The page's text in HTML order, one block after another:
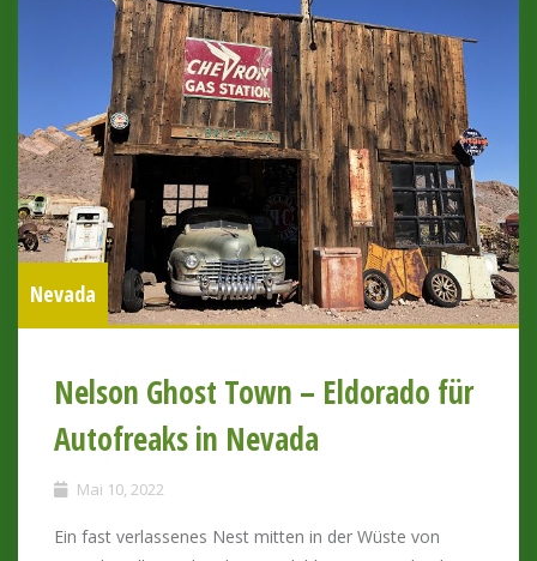
Nevada
Nelson Ghost Town – Eldorado für
Autofreaks in Nevada
Mai 10, 2022
Ein fast verlassenes Nest mitten in der Wüste von